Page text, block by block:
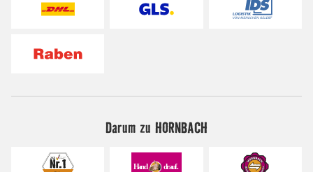
Darum zu HORNBACH